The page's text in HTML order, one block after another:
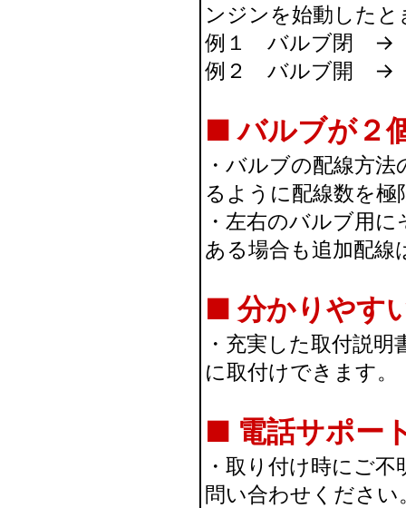
ンジンを始動した
例１ バルブ閉 →
例２ バルブ開 →
■ バルブが２
・バルブの配線方
るように配線数を
・左右のバルブ用
ある場合も追加配線
■ 分かりやす
・充実した取付説
に取付けできます。
■ 電話サポー
・取り付け時にご
問い合わせください